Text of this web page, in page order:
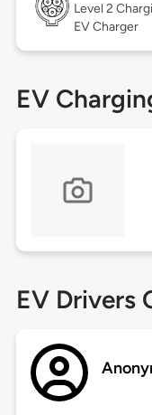
Level 2
EV Charger
EV
EV Drivers